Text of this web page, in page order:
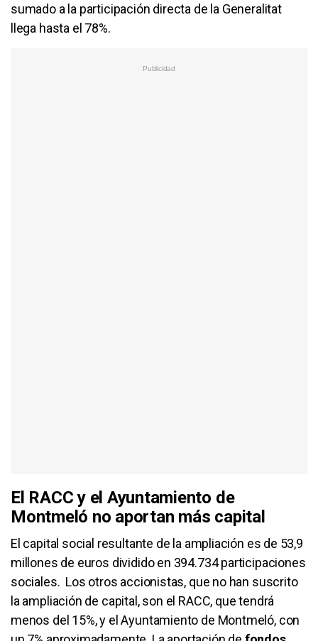
sumado a la participación directa de la Generalitat
llega hasta el 78%.
El RACC y el Ayuntamiento de
Montmeló no aportan más capital
El capital social resultante de la ampliación es de 53,9
millones de euros dividido en 394.734 participaciones
sociales. Los otros accionistas, que no han suscrito
la ampliación de capital, son el RACC, que tendrá
menos del 15%, y el Ayuntamiento de Montmeló, con